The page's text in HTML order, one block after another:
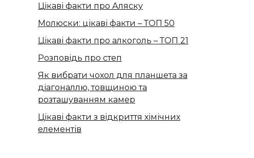
Цікаві факти про Аляску
Молюски: цікаві факти – ТОП 50
Цікаві факти про алкоголь – ТОП 21
Розповідь про степ
Як вибрати чохол для планшета за
діагоналлю, товщиною та
розташуванням камер
Цікаві факти з відкриття хімічних
елементів